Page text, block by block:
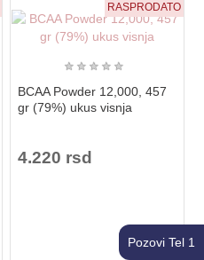
RASPRODATO
★ ★ ★ ★ ★
BCAA Powder 12,000, 457
gr (79%) ukus visnja
4.220 rsd
Pozovi Tel 1